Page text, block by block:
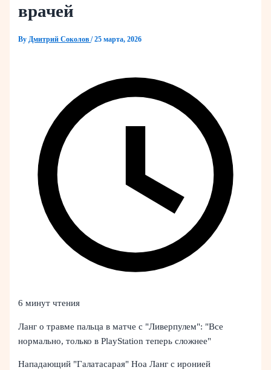
врачей
ByДмитрий Соколов/25 марта, 2026
6 минут чтения
Ланг о травме пальца в матче с "Ливерпулем": "Все
нормально, только в PlayStation теперь сложнее"
Нападающий "Галатасарая" Ноа Ланг с иронией